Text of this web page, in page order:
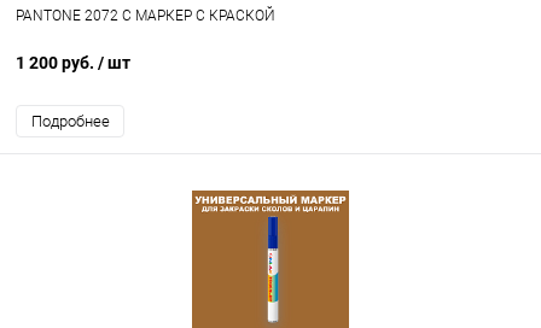
PANTONE 2072 C МАРКЕР С КРАСКОЙ
1 200 руб. / шт
Подробнее